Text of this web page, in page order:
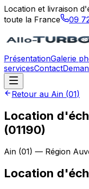
Location et livraison
toute la France
09
PrésentationGalerie
servicesContact
Retour au Ain (01)
Location
(01190)
Ain (01) — Région
Location